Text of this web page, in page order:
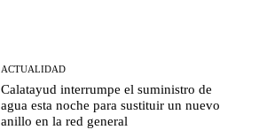
ACTUALIDAD
Calatayud interrumpe el suministro de
agua esta noche para sustituir un nuevo
anillo en la red general